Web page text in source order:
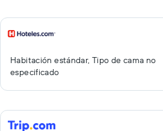
Habitación estándar, Tipo de cama no
especificado